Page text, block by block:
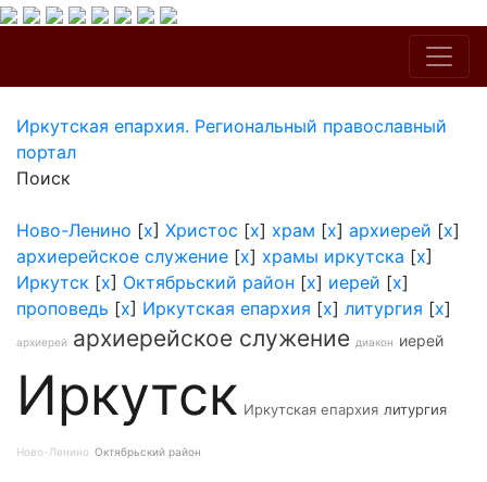
Иркутская епархия. Региональный православный
портал
Поиск
Ново-Ленино [x] Христос [x] храм [x] архиерей [x]
архиерейское служение [x] храмы иркутска [x]
Иркутск [x] Октябрьский район [x] иерей [x]
проповедь [x] Иркутская епархия [x] литургия [x]
архиерей архиерейское служение диакон иерей
Иркутск Иркутская епархия литургия
Ново-Ленино Октябрьский район